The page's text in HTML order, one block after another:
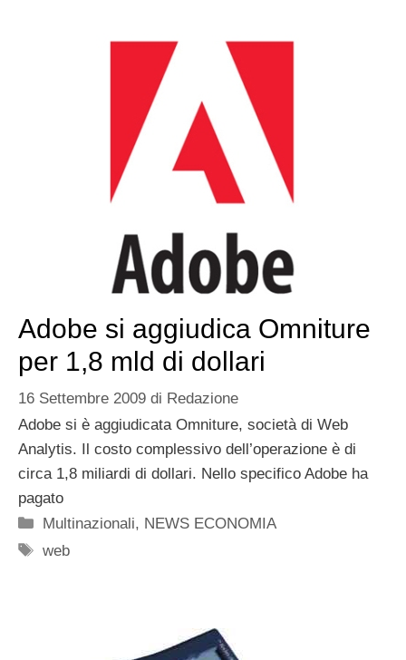
Adobe si aggiudica Omniture
per 1,8 mld di dollari
16 Settembre 2009 di Redazione
Adobe si è aggiudicata Omniture, società di Web
Analytis. Il costo complessivo dell’operazione è di
circa 1,8 miliardi di dollari. Nello specifico Adobe ha
pagato
Categorie
Multinazionali, NEWS ECONOMIA
Tag
web